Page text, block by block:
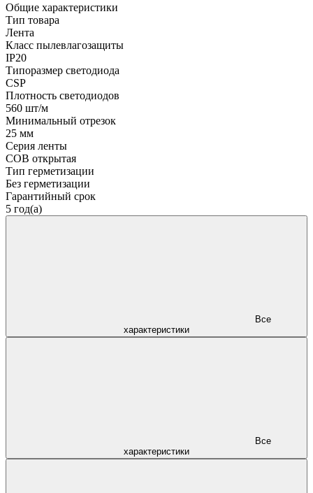
Общие характеристики
Тип товара
Лента
Класс пылевлагозащиты
IP20
Типоразмер светодиода
CSP
Плотность светодиодов
560 шт/м
Минимальный отрезок
25 мм
Серия ленты
COB открытая
Тип герметизации
Без герметизации
Гарантийный срок
5 год(а)
характеристики
характеристики